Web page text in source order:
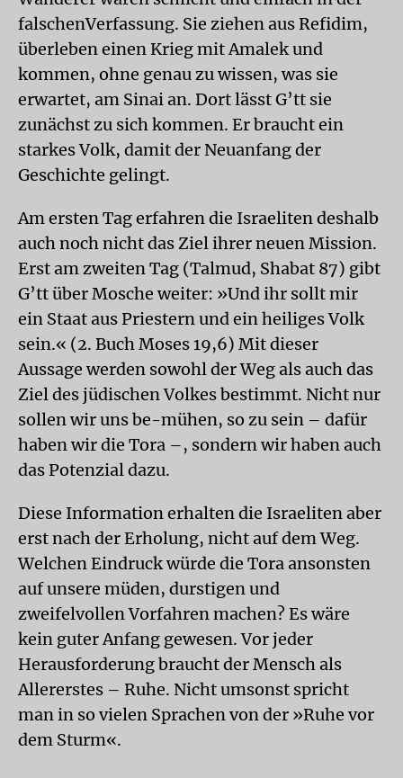
falschenVerfassung. Sie ziehen aus Refidim,
überleben einen Krieg mit Amalek und
kommen, ohne genau zu wissen, was sie
erwartet, am Sinai an. Dort lässt G’tt sie
zunächst zu sich kommen. Er braucht ein
starkes Volk, damit der Neuanfang der
Geschichte gelingt.
Am ersten Tag erfahren die Israeliten deshalb
auch noch nicht das Ziel ihrer neuen Mission.
Erst am zweiten Tag (Talmud, Shabat 87) gibt
G’tt über Mosche weiter: »Und ihr sollt mir
ein Staat aus Priestern und ein heiliges Volk
sein.« (2. Buch Moses 19,6) Mit dieser
Aussage werden sowohl der Weg als auch das
Ziel des jüdischen Volkes bestimmt. Nicht nur
sollen wir uns be-mühen, so zu sein – dafür
haben wir die Tora –, sondern wir haben auch
das Potenzial dazu.
Diese Information erhalten die Israeliten aber
erst nach der Erholung, nicht auf dem Weg.
Welchen Eindruck würde die Tora ansonsten
auf unsere müden, durstigen und
zweifelvollen Vorfahren machen? Es wäre
kein guter Anfang gewesen. Vor jeder
Herausforderung braucht der Mensch als
Allererstes – Ruhe. Nicht umsonst spricht
man in so vielen Sprachen von der »Ruhe vor
dem Sturm«.